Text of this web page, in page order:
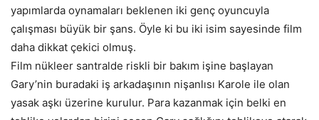
yapımlarda oynamaları beklenen iki genç oyuncuyla
çalışması büyük bir şans. Öyle ki bu iki isim sayesinde film
daha dikkat çekici olmuş.
Film nükleer santralde riskli bir bakım işine başlayan
Gary’nin buradaki iş arkadaşının nişanlısı Karole ile olan
yasak aşkı üzerine kurulur. Para kazanmak için belki en